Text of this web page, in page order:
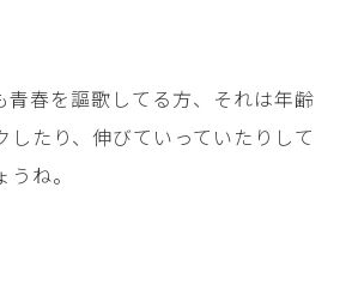
青春を謳歌してる方、それは年齢
したり、伸びていっていたりして
ね。